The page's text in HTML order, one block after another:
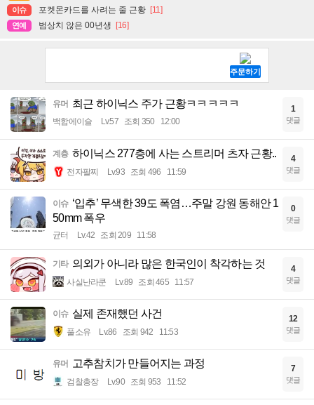
이슈 포켓몬카드를 사려는 줄 근황 [11]
연예 범상치 않은 00년생 [16]
유머 최근 하이닉스 주가 근황ㅋㅋㅋㅋㅋ
백합에이슬 Lv.57 조회 350 12:00
1
댓글
계층 하이닉스 277층에 사는 스트리머 츠자 근황..
전자팔찌 Lv.93 조회 496 11:59
4
댓글
이슈 ‘입추’ 무색한 39도 폭염…주말 강원 동해안 1
50mm 폭우
균터 Lv.42 조회 209 11:58
0
댓글
기타 의외가 아니라 많은 한국인이 착각하는 것
사실난라쿤 Lv.89 조회 465 11:57
4
댓글
이슈 실제 존재했던 사건
풀소유 Lv.86 조회 942 11:53
12
댓글
유머 고추참치가 만들어지는 과정
검찰총장 Lv.90 조회 953 11:52
7
댓글